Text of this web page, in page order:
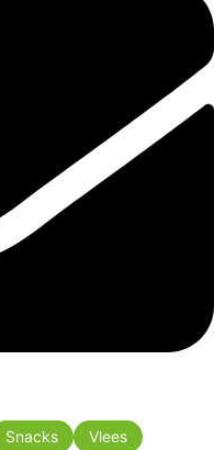
Snacks Vlees